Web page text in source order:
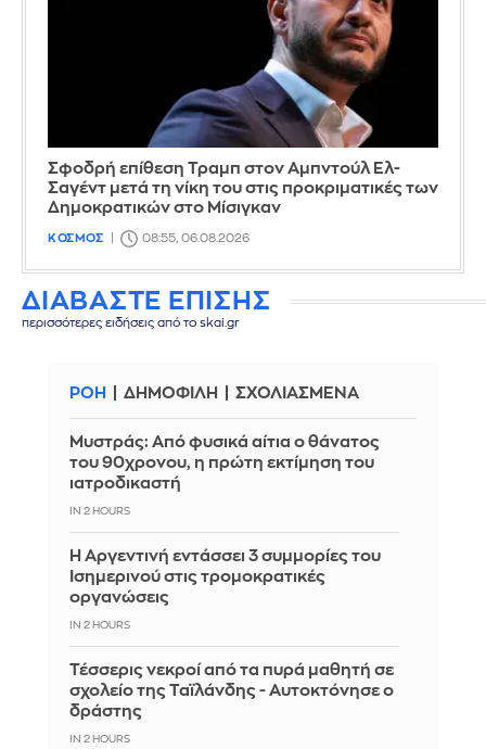
Σφοδρή επίθεση Τραμπ στον Αμπντούλ Ελ-
Σαγέντ μετά τη νίκη του στις προκριματικές των
Δημοκρατικών στο Μίσιγκαν
ΚΟΣΜΟΣ 08:55, 06.08.2026
ΔΙΑΒΑΣΤΕ ΕΠΙΣΗΣ
περισσότερες ειδήσεις από το skai.gr
ΡΟΗ ΔΗΜΟΦΙΛΗ ΣΧΟΛΙΑΣΜΕΝΑ
Μυστράς: Από φυσικά αίτια ο θάνατος
του 90χρονου, η πρώτη εκτίμηση του
ιατροδικαστή
IN 2 HOURS
Η Αργεντινή εντάσσει 3 συμμορίες του
Ισημερινού στις τρομοκρατικές
οργανώσεις
IN 2 HOURS
Τέσσερις νεκροί από τα πυρά μαθητή σε
σχολείο της Ταϊλάνδης - Αυτοκτόνησε ο
δράστης
IN 2 HOURS